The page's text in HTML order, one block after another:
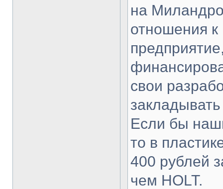
на
отношения
свои
Если бы
то в
400 рублей
чем HOLT.